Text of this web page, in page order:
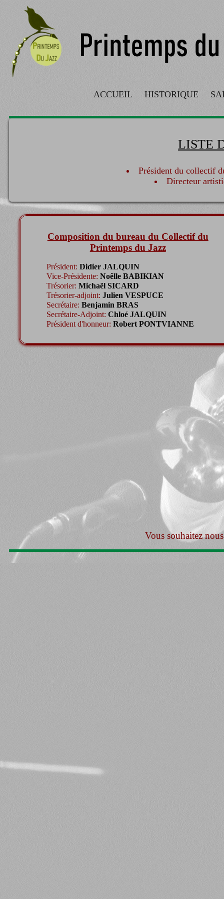
ACCUEIL HISTORIQUE
LISTE
Président du collectif
Directeur
Composition du bureau du Collectif du
Printemps du Jazz
Président: Didier JALQUIN
Vice-Présidente: Noêlle BABIKIAN
Trésorier: Michaël SICARD
Trésorier-adjoint: Julien VESPUCE
Secrétaire: Benjamin BRAS
Secrétaire-Adjoint: Chloé JALQUIN
Président d'honneur: Robert PONTVIANNE
Vous souhaitez